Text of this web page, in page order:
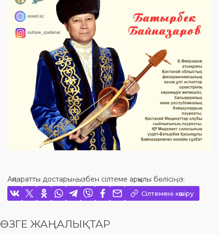
Ақпаратты достарыңызбен сілтеме арқылы бөлісіңіз:
Сілтемені көшіру
ӨЗГЕ ЖАҢАЛЫҚТАР